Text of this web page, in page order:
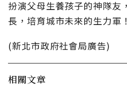
扮演父母生養孩子的神隊友
長，培育城市未來的生力軍！
(新北市政府社會局廣告)
相關文章